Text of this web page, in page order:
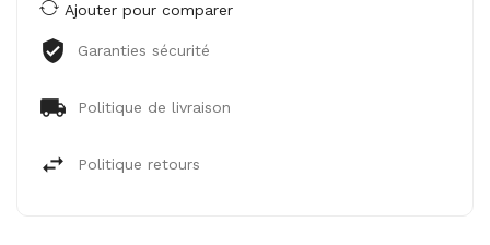
Ajouter pour comparer
Garanties sécurité
Politique de livraison
Politique retours